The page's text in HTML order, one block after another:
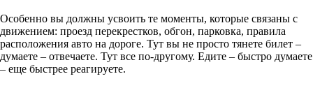
Особенно вы должны усвоить те моменты, которые связаны с
движением: проезд перекрестков, обгон, парковка, правила
расположения авто на дороге. Тут вы не просто тянете билет –
думаете – отвечаете. Тут все по-другому. Едите – быстро думаете
– еще быстрее реагируете.